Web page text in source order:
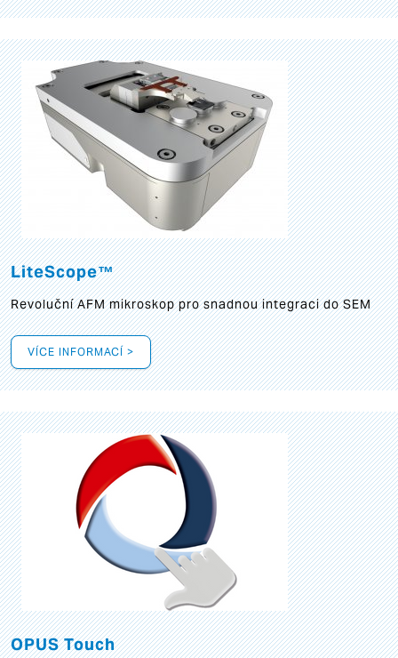
LiteScope™
Revoluční AFM mikroskop pro snadnou integraci do SEM
VÍCE INFORMACÍ >
OPUS Touch